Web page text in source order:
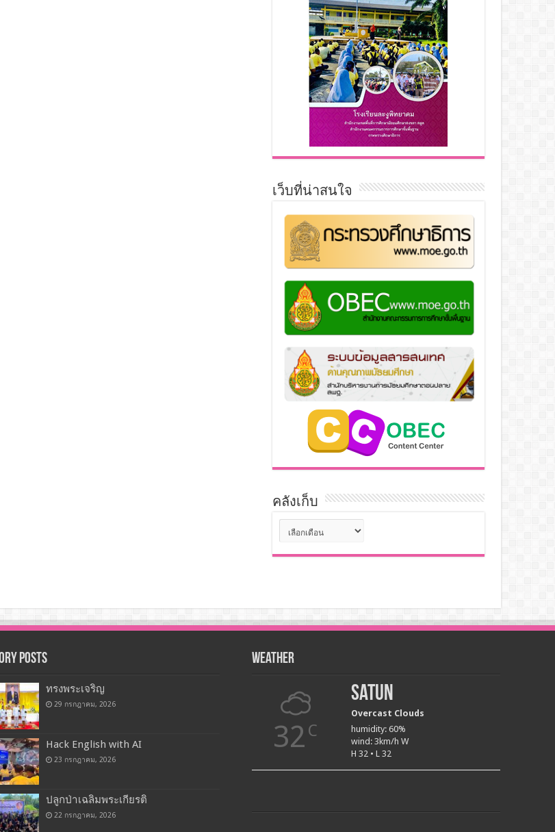
เว็บที่น่าสนใจ
คลังเก็บ
เก็บ
Posts
ทรงพระเจริญ
29 กรกฎาคม, 2026
Hack English with AI
23 กรกฎาคม, 2026
ปลูกป่าเฉลิมพระเกียรติ
22 กรกฎาคม, 2026
Weather
32 C
Satun
Overcast Clouds
humidity: 60%
wind: 3km/h W
H 32 • L 32